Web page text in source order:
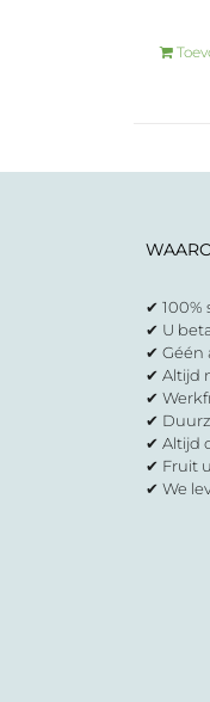
✔ 100%
✔ U
✔
✔ Altijd
✔
✔
✔ Altijd
✔ Fruit
✔ We